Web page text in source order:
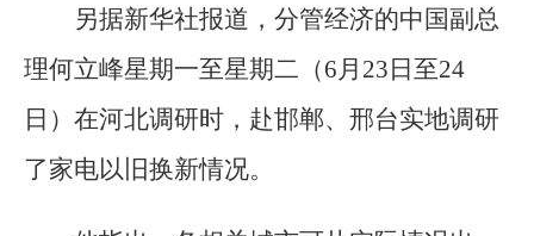
另据新华社报道，分管经济的中国副总
理何立峰星期一至星期二（6月23日至24
日）在河北调研时，赴邯郸、邢台实地调研
了家电以旧换新情况。